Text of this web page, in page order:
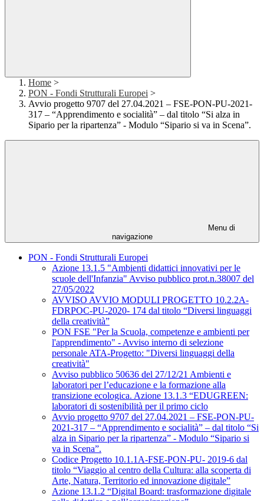
Home >
PON - Fondi Strutturali Europei >
Avvio progetto 9707 del 27.04.2021 – FSE-PON-PU-2021-
317 – “Apprendimento e socialità” – dal titolo “Si alza in
Sipario per la ripartenza” - Modulo “Sipario si va in Scena”.
Menu di
navigazione
PON - Fondi Strutturali Europei
Azione 13.1.5 "Ambienti didattici innovativi per le
scuole dell'Infanzia" Avviso pubblico prot.n.38007 del
27/05/2022
AVVISO AVVIO MODULI PROGETTO 10.2.2A-
FDRPOC-PU-2020- 174 dal titolo “Diversi linguaggi
della creatività”
PON FSE "Per la Scuola, competenze e ambienti per
l'apprendimento" - Avviso interno di selezione
personale ATA-Progetto: "Diversi linguaggi della
creatività"
Avviso pubblico 50636 del 27/12/21 Ambienti e
laboratori per l’educazione e la formazione alla
transizione ecologica. Azione 13.1.3 “EDUGREEN:
laboratori di sostenibilità per il primo ciclo
Avvio progetto 9707 del 27.04.2021 – FSE-PON-PU-
2021-317 – “Apprendimento e socialità” – dal titolo “Si
alza in Sipario per la ripartenza” - Modulo “Sipario si
va in Scena”.
Codice Progetto 10.1.1A-FSE-PON-PU- 2019-6 dal
titolo “Viaggio al centro della Cultura: alla scoperta di
Arte, Natura, Territorio ed innovazione digitale”
Azione 13.1.2 “Digital Board: trasformazione digitale